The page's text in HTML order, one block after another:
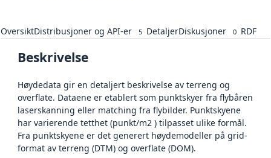
OversiktDistribusjoner og API-er 5 DetaljerDiskusjoner 0 RDF
Beskrivelse
Høydedata gir en detaljert beskrivelse av terreng og
overflate. Dataene er etablert som punktskyer fra flybåren
laserskanning eller matching fra flybilder. Punktskyene
har varierende tetthet (punkt/m2 ) tilpasset ulike formål.
Fra punktskyene er det generert høydemodeller på grid-
format av terreng (DTM) og overflate (DOM).